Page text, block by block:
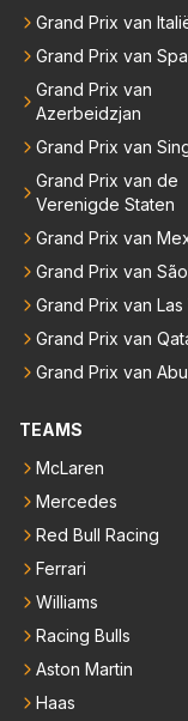
Grand Prix van
Grand Prix van
Grand Prix van
Azerbeidzjan
Grand Prix van
Grand Prix van de
Verenigde Staten
Grand Prix van
Grand Prix van
Grand Prix van Las
Grand Prix van
Grand Prix van
TEAMS
McLaren
Mercedes
Red Bull Racing
Ferrari
Williams
Racing Bulls
Aston Martin
Haas